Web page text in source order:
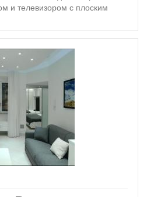
и телевизором с плоским